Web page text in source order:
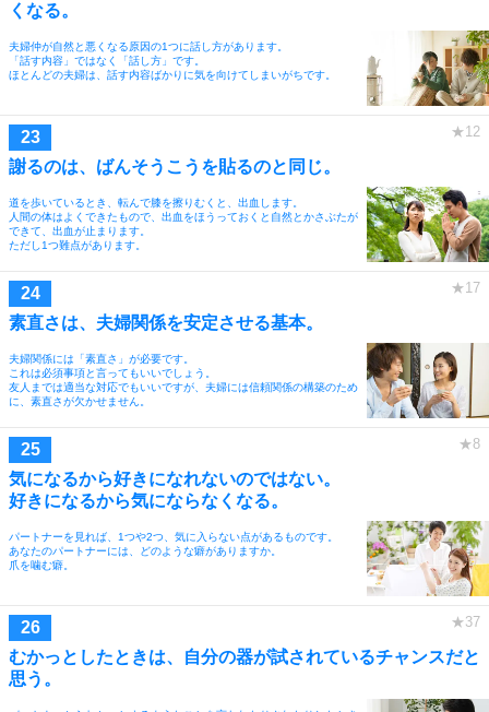
くなる。
夫婦仲が自然と悪くなる原因の1つに話し方があります。
「話す内容」ではなく「話し方」です。
ほとんどの夫婦は、話す内容ばかりに気を向けてしまいがちです。
謝るのは、ばんそうこうを貼るのと同じ。
道を歩いているとき、転んで膝を擦りむくと、出血します。
人間の体はよくできたもので、出血をほうっておくと自然とかさぶたが
できて、出血が止まります。
ただし1つ難点があります。
素直さは、夫婦関係を安定させる基本。
夫婦関係には「素直さ」が必要です。
これは必須事項と言ってもいいでしょう。
友人までは適当な対応でもいいですが、夫婦には信頼関係の構築のため
に、素直さが欠かせません。
気になるから好きになれないのではない。
好きになるから気にならなくなる。
パートナーを見れば、1つや2つ、気に入らない点があるものです。
あなたのパートナーには、どのような癖がありますか。
爪を噛む癖。
むかっとしたときは、自分の器が試されているチャンスだと
思う。